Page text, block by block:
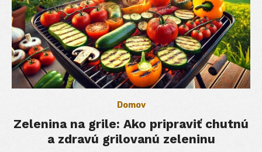
Domov
Zelenina na grile: Ako pripraviť chutnú
a zdravú grilovanú zeleninu